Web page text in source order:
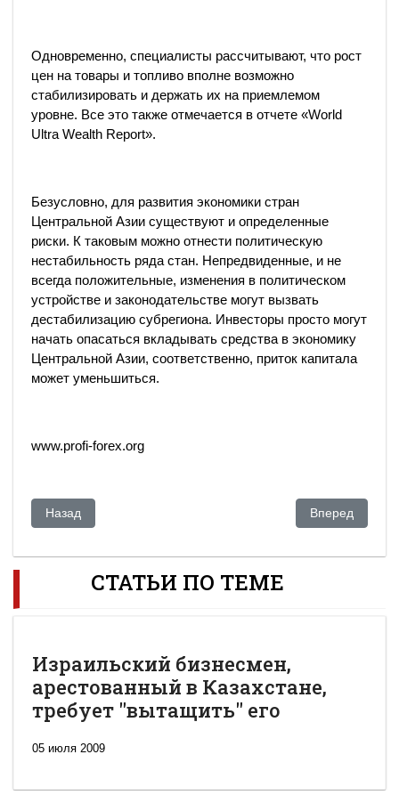
Одновременно, специалисты рассчитывают, что рост
цен на товары и топливо вполне возможно
стабилизировать и держать их на приемлемом
уровне. Все это также отмечается в отчете «World
Ultra Wealth Report».
Безусловно, для развития экономики стран
Центральной Азии существуют и определенные
риски. К таковым можно отнести политическую
нестабильность ряда стан. Непредвиденные, и не
всегда положительные, изменения в политическом
устройстве и законодательстве могут вызвать
дестабилизацию субрегиона. Инвесторы просто могут
начать опасаться вкладывать средства в экономику
Центральной Азии, соответственно, приток капитала
может уменьшиться.
www.profi-forex.org
Предыдущий: Лондон. Слушания по делу кыр-горе-принца
Назад Следующий:
Вперед
СТАТЬИ ПО ТЕМЕ
Израильский бизнесмен,
арестованный в Казахстане,
требует "вытащить" его
05 июля 2009